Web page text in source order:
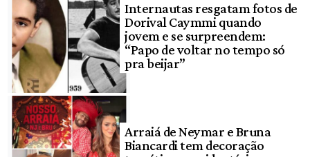
Internautas resgatam fotos de
Dorival Caymmi quando
jovem e se surpreendem:
“Papo de voltar no tempo só
pra beijar”
Arraiá de Neymar e Bruna
Biancardi tem decoração